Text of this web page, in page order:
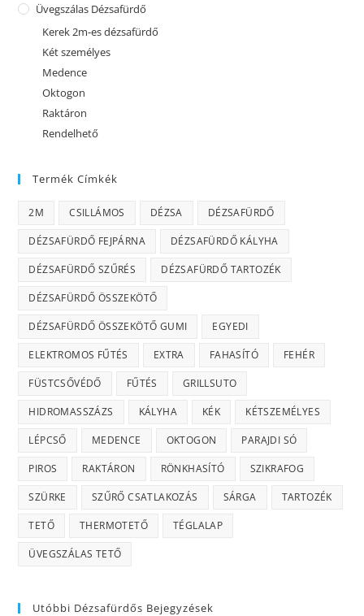
Üvegszálas Dézsafürdő
Kerek 2m-es dézsafürdő
Két személyes
Medence
Oktogon
Raktáron
Rendelhető
Termék Címkék
2M CSILLÁMOS DÉZSA DÉZSAFÜRDŐ
DÉZSAFÜRDŐ FEJPÁRNA DÉZSAFÜRDŐ KÁLYHA
DÉZSAFÜRDŐ SZŰRÉS DÉZSAFÜRDŐ TARTOZÉK
DÉZSAFÜRDŐ ÖSSZEKÖTŐ
DÉZSAFÜRDŐ ÖSSZEKÖTŐ GUMI EGYEDI
ELEKTROMOS FŰTÉS EXTRA FAHASÍTÓ FEHÉR
FÜSTCSŐVÉDŐ FŰTÉS GRILLSUTO
HIDROMASSZÁZS KÁLYHA KÉK KÉTSZEMÉLYES
LÉPCSŐ MEDENCE OKTOGON PARAJDI SÓ
PIROS RAKTÁRON RÖNKHASÍTÓ SZIKRAFOG
SZÜRKE SZŰRŐ CSATLAKOZÁS SÁRGA TARTOZÉK
TETŐ THERMOTETŐ TÉGLALAP
ÜVEGSZÁLAS TETŐ
Utóbbi Dézsafürdős Bejegyzések